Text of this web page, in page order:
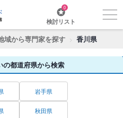
0
検討リスト
域から専門家を探す 香川県
の都道府県から検索
岩手県
秋田県